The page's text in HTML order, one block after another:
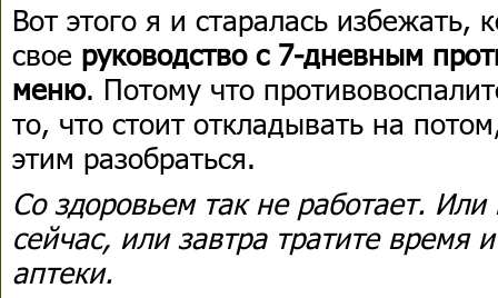
Вот этого я и старалась избежать,
свое руководство с 7-дневным
меню. Потому что
то, что стоит откладывать на
этим разобраться.
Со здоровьем так не работает.
сейчас, или завтра тратите время
аптеки.